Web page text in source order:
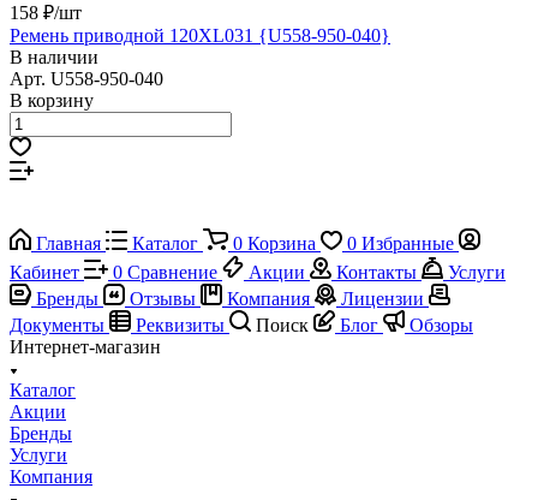
158 ₽/шт
Ремень приводной 120XL031 {U558-950-040}
В наличии
Арт. U558-950-040
В корзину
Главная Каталог 0 Корзина 0 Избранные
Кабинет
0 Сравнение Акции Контакты
Услуги
Бренды
Отзывы Компания
Лицензии
Документы
Реквизиты Поиск Блог
Обзоры
Интернет-магазин
Каталог
Акции
Бренды
Услуги
Компания